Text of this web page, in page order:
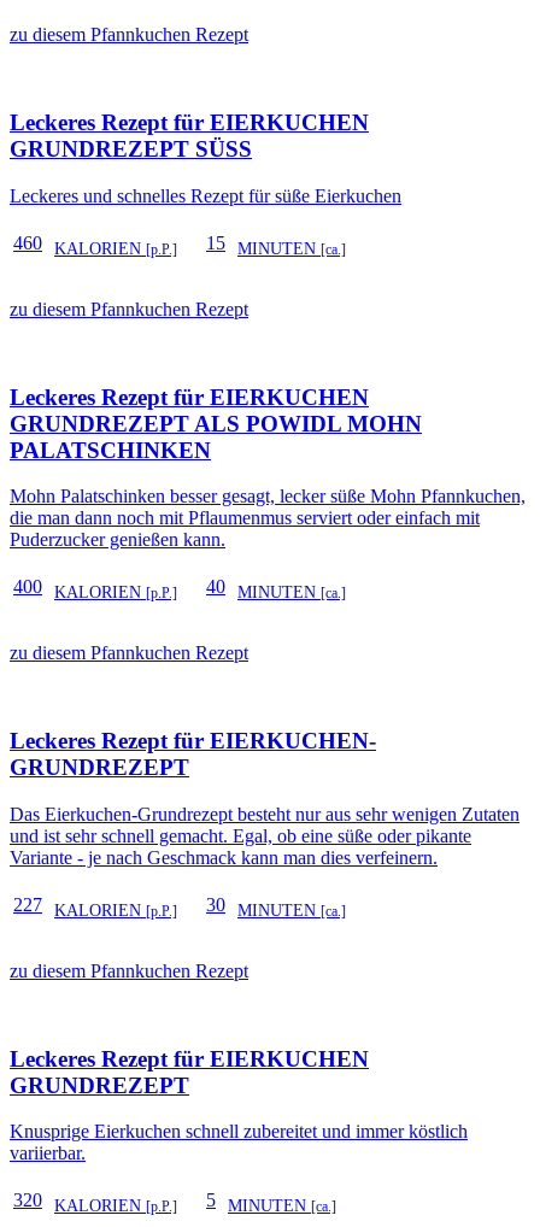
zu diesem Pfannkuchen Rezept
Leckeres Rezept für EIERKUCHEN
GRUNDREZEPT SÜSS
Leckeres und schnelles Rezept für süße Eierkuchen
460 KALORIEN [p.P.] 15 MINUTEN [ca.]
zu diesem Pfannkuchen Rezept
Leckeres Rezept für EIERKUCHEN
GRUNDREZEPT ALS POWIDL MOHN
PALATSCHINKEN
Mohn Palatschinken besser gesagt, lecker süße Mohn Pfannkuchen,
die man dann noch mit Pflaumenmus serviert oder einfach mit
Puderzucker genießen kann.
400 KALORIEN [p.P.] 40 MINUTEN [ca.]
zu diesem Pfannkuchen Rezept
Leckeres Rezept für EIERKUCHEN-
GRUNDREZEPT
Das Eierkuchen-Grundrezept besteht nur aus sehr wenigen Zutaten
und ist sehr schnell gemacht. Egal, ob eine süße oder pikante
Variante - je nach Geschmack kann man dies verfeinern.
227 KALORIEN [p.P.] 30 MINUTEN [ca.]
zu diesem Pfannkuchen Rezept
Leckeres Rezept für EIERKUCHEN
GRUNDREZEPT
Knusprige Eierkuchen schnell zubereitet und immer köstlich
variierbar.
320 KALORIEN [p.P.] 5 MINUTEN [ca.]